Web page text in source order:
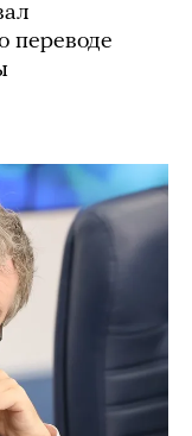
переводе